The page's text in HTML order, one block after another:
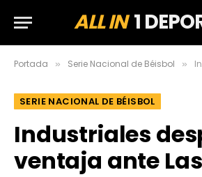
ALL IN1
Portada » Serie Nacional de Béisbol »
SERIE NACIONAL DE BÉISBOL
Industriales
ventaja ante